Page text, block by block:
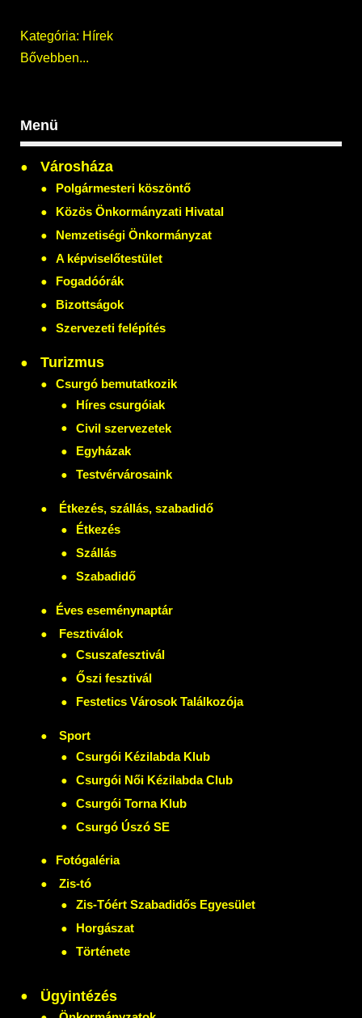
Kategória: Hírek
Bővebben...
Menü
Városháza
Polgármesteri köszöntő
Közös Önkormányzati Hivatal
Nemzetiségi Önkormányzat
A képviselőtestület
Fogadóórák
Bizottságok
Szervezeti felépítés
Turizmus
Csurgó bemutatkozik
Híres csurgóiak
Civil szervezetek
Egyházak
Testvérvárosaink
Étkezés, szállás, szabadidő
Étkezés
Szállás
Szabadidő
Éves eseménynaptár
Fesztiválok
Csuszafesztivál
Őszi fesztivál
Festetics Városok Találkozója
Sport
Csurgói Kézilabda Klub
Csurgói Női Kézilabda Club
Csurgói Torna Klub
Csurgó Úszó SE
Fotógaléria
Zis-tó
Zis-Tóért Szabadidős Egyesület
Horgászat
Története
Ügyintézés